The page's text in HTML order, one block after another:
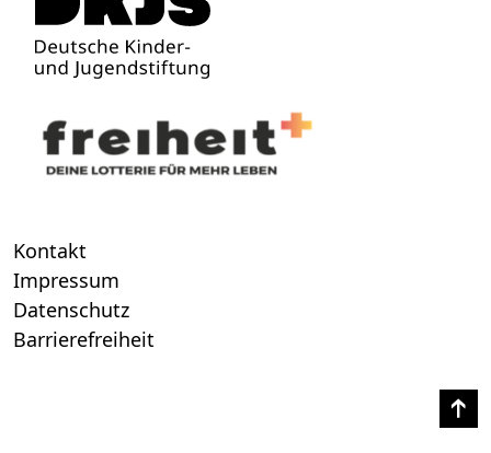
Kontakt
Impressum
Datenschutz
Barrierefreiheit